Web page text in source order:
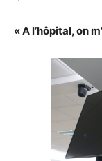
« A l’hôpital, on